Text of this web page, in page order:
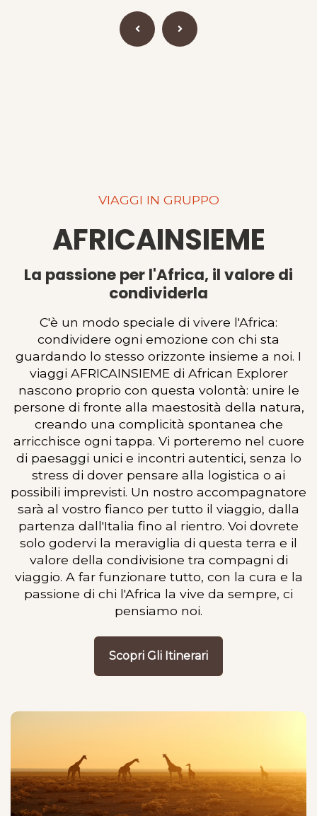
VIAGGI IN GRUPPO
AFRICAINSIEME
La passione per l'Africa, il valore di
condividerla
C'è un modo speciale di vivere l'Africa:
condividere ogni emozione con chi sta
guardando lo stesso orizzonte insieme a noi. I
viaggi AFRICAINSIEME di African Explorer
nascono proprio con questa volontà: unire le
persone di fronte alla maestosità della natura,
creando una complicità spontanea che
arricchisce ogni tappa. Vi porteremo nel cuore
di paesaggi unici e incontri autentici, senza lo
stress di dover pensare alla logistica o ai
possibili imprevisti. Un nostro accompagnatore
sarà al vostro fianco per tutto il viaggio, dalla
partenza dall'Italia fino al rientro. Voi dovrete
solo godervi la meraviglia di questa terra e il
valore della condivisione tra compagni di
viaggio. A far funzionare tutto, con la cura e la
passione di chi l'Africa la vive da sempre, ci
pensiamo noi.
Scopri Gli Itinerari